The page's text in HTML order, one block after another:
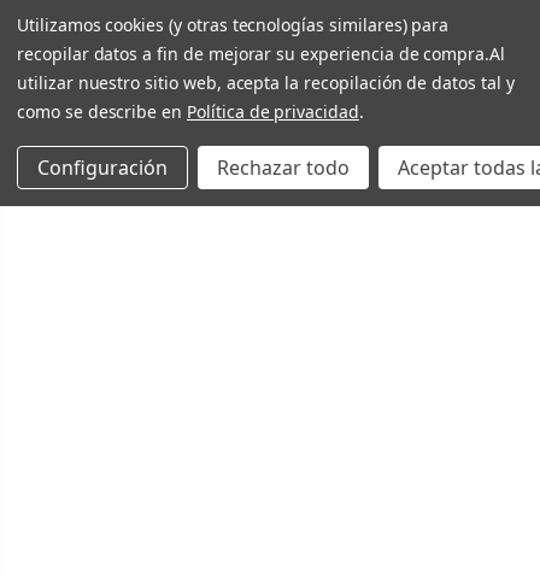
Utilizamos cookies (y otras tecnologías similares) para
recopilar datos a fin de mejorar su experiencia de compra.Al
utilizar nuestro sitio web, acepta la recopilación de datos tal y
como se describe en Política de privacidad.
Configuración Rechazar todo Aceptar todas